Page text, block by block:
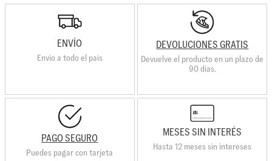
ENVÍO
Envio a todo el país
DEVOLUCIONES GRATIS
Devuelve el producto en un plazo de
90 días.
PAGO SEGURO
Puedes pagar con tarjeta
MESES SIN INTERÉS
Hasta 12 meses sin intereses